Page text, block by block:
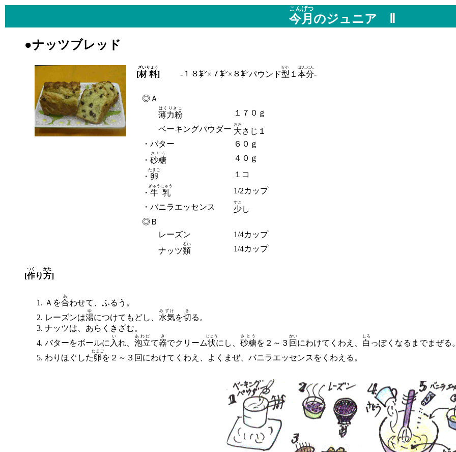
今月
こんげつ
のジュニア Ⅱ
●ナッツブレッド
[材料
ざいりょう
] -１８㌢×７㌢×８㌢パウンド型
がた
１ 本
ぽん
分
ぶん
-
◎Ａ
薄力粉
はくりきこ
１７０ｇ
ベーキングパウダー 大
おお
さじ１
・バター
６０ｇ
・ 砂糖
さとう
４０ｇ
・ 卵
たまご
１コ
・ 牛乳
ぎゅうにゅう
1/2カップ
・バニラエッセンス
少
すこ
し
◎Ｂ
レーズン
1/4カップ
ナッツ類
るい
1/4カップ
[作
つく
り方
かた
]
Ａを合
あ
わせて、ふるう。
レーズンは湯
ゆ
につけてもどし、 水気
みずけ
を切
き
る。
ナッツは、あらくきざむ。
バターをボールに 入
い
れ、 泡立
あわだ
て器
き
でクリーム状
じょう
にし、 砂糖
さとう
を２～３ 回
かい
にわけてくわえ、 白
しろ
っぽくなるまでまぜる
わりほぐした卵
たまご
を２～３回にわけてくわえ、よくまぜ、バニラエッセンスをくわえる。